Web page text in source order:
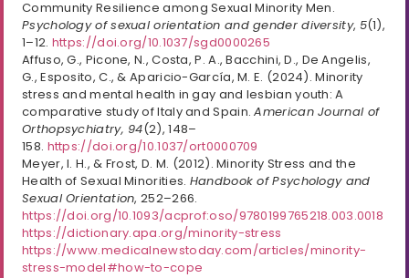
Community Resilience among Sexual Minority Men.
Psychology of sexual orientation and gender diversity, 5(1),
1–12. https://doi.org/10.1037/sgd0000265
Affuso, G., Picone, N., Costa, P. A., Bacchini, D., De Angelis,
G., Esposito, C., & Aparicio-García, M. E. (2024). Minority
stress and mental health in gay and lesbian youth: A
comparative study of Italy and Spain.American Journal of
Orthopsychiatry, 94(2), 148–
158. https://doi.org/10.1037/ort0000709
Meyer, I. H., & Frost, D. M. (2012). Minority Stress and the
Health of Sexual Minorities. Handbook of Psychology and
Sexual Orientation, 252–266.
https://doi.org/10.1093/acprof:oso/9780199765218.003.0018
https://dictionary.apa.org/minority-stress
https://www.medicalnewstoday.com/articles/minority-
stress-model#how-to-cope